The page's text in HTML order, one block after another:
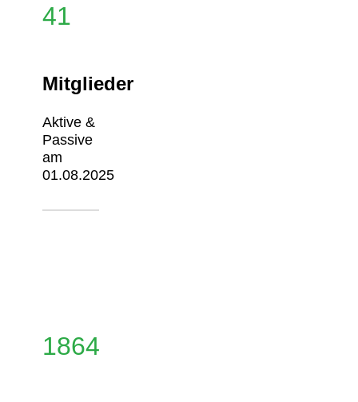
41
Mitglieder
Aktive &
Passive
am
01.08.2025
1864